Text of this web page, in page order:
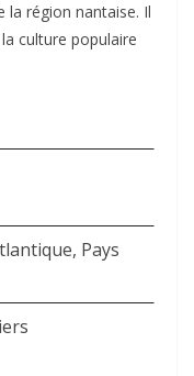
région nantaise. Il
culture populaire
Pays